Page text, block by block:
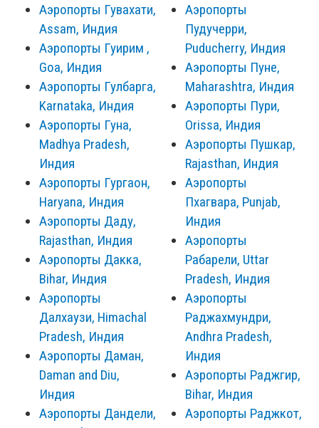
Аэропорты Гувахати,
Assam, Индия
Аэропорты Гуирим ,
Goa, Индия
Аэропорты Гулбарга,
Karnataka, Индия
Аэропорты Гуна,
Madhya Pradesh,
Индия
Аэропорты Гургаон,
Haryana, Индия
Аэропорты Даду,
Rajasthan, Индия
Аэропорты Дакка,
Bihar, Индия
Аэропорты
Далхаузи, Himachal
Pradesh, Индия
Аэропорты Даман,
Daman and Diu,
Индия
Аэропорты Дандели,
Аэропорты
Пудучерри,
Puducherry, Индия
Аэропорты Пуне,
Maharashtra, Индия
Аэропорты Пури,
Orissa, Индия
Аэропорты Пушкар,
Rajasthan, Индия
Аэропорты
Пхагвара, Punjab,
Индия
Аэропорты
Рабарели, Uttar
Pradesh, Индия
Аэропорты
Раджахмундри,
Andhra Pradesh,
Индия
Аэропорты Раджгир,
Bihar, Индия
Аэропорты Раджкот,